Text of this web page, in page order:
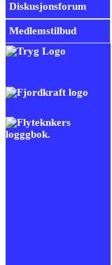
Diskusjonsforum
Medlemstilbud